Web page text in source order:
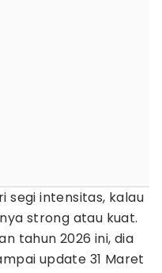
segi intensitas, kalau
strong atau kuat.
tahun 2026 ini, dia
update 31 Maret